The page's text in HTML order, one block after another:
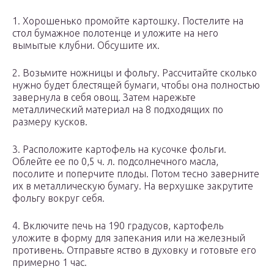
1. Хорошенько промойте картошку. Постелите на
стол бумажное полотенце и уложите на него
вымытые клубни. Обсушите их.
2. Возьмите ножницы и фольгу. Рассчитайте сколько
нужно будет блестящей бумаги, чтобы она полностью
завернула в себя овощ. Затем нарежьте
металлический материал на 8 подходящих по
размеру кусков.
3. Расположите картофель на кусочке фольги.
Облейте ее по 0,5 ч. л. подсолнечного масла,
посолите и поперчите плоды. Потом тесно заверните
их в металлическую бумагу. На верхушке закрутите
фольгу вокруг себя.
4. Включите печь на 190 градусов, картофель
уложите в форму для запекания или на железный
противень. Отправьте яство в духовку и готовьте его
примерно 1 час.